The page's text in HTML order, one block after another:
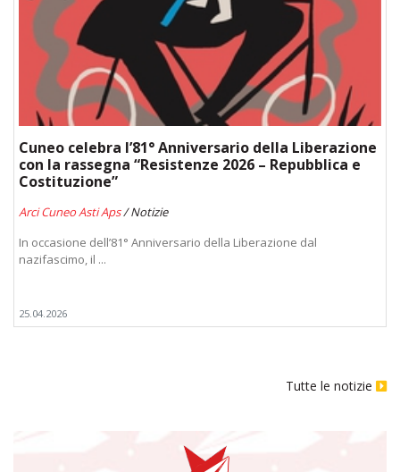
Cuneo celebra l’81° Anniversario della Liberazione
con la rassegna “Resistenze 2026 – Repubblica e
Costituzione”
Arci Cuneo Asti Aps/ Notizie
In occasione dell’81° Anniversario della Liberazione dal
nazifascimo, il ...
25.04.2026
Tutte le notizie